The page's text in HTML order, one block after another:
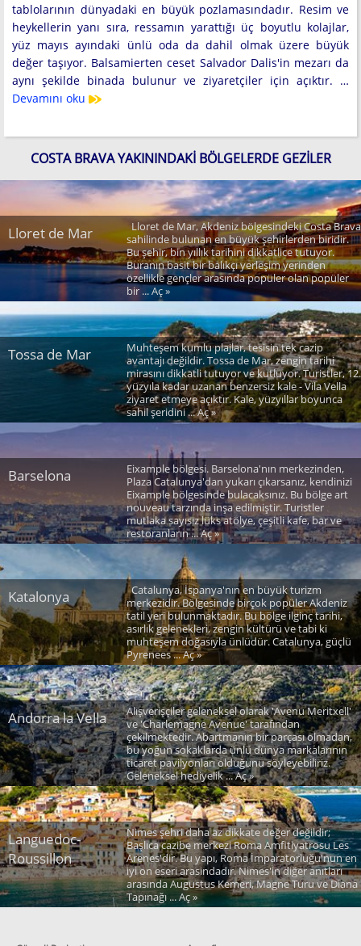
tablolarının dünyadaki en büyük pozlamasındadır. Resim ve
heykellerin yanı sıra, ressamın yarattığı üç boyutlu kolajlar,
yüz mayıs ayındaki ünlü oda da dahil olmak üzere büyük
değer taşıyor. Balsamierten ceset Salvador Dalis'in mezarı da
aynı şekilde binada bulunur ve ziyaretçiler için açıktır. …
Devamını oku
COSTA BRAVA YAKININDAKI BÖLGELERDE GEZILER
Lloret de Mar
Lloret de Mar, Akdeniz bölgesindeki Costa Brava
sahilinde bulunan en büyük şehirlerden biridir.
Bu şehir, bin yıllık tarihini dikkatlice tutuyor.
Buranın basit bir balıkçı yerleşim yerinden
özellikle gençler arasında popüler olan popüler
bir ... Aç »
Tossa de Mar
Muhteşem kumlu plajlar, tesisin tek cazip
avantajı değildir. Tossa de Mar, zengin tarihi
mirasını dikkatli tutuyor ve kutluyor. Turistler, 12.
yüzyıla kadar uzanan benzersiz kale - Vila Vella
ziyaret etmeye açıktır. Kale, yüzyıllar boyunca
sahil şeridini ... Aç »
Barselona
Eixample bölgesi. Barselona'nın merkezinden,
Plaza Catalunya'dan yukarı çıkarsanız, kendinizi
Eixample bölgesinde bulacaksınız. Bu bölge art
nouveau tarzında inşa edilmiştir. Turistler
mutlaka sayısız lüks atölye, çeşitli kafe, bar ve
restoranların ... Aç »
Katalonya
Catalunya, İspanya'nın en büyük turizm
merkezidir. Bölgesinde birçok popüler Akdeniz
tatil yeri bulunmaktadır. Bu bölge ilginç tarihi,
asırlık gelenekleri, zengin kültürü ve tabi ki
muhteşem doğasıyla ünlüdür. Catalunya, güçlü
Pyrenees ... Aç »
Andorra la Vella
Alışverişçiler geleneksel olarak 'Avenu Meritxell'
ve 'Charlemagne Avenue' tarafından
çekilmektedir. Abartmanın bir parçası olmadan,
bu yoğun sokaklarda ünlü dünya markalarının
ticaret pavilyonları olduğunu söyleyebiliriz.
Geleneksel hediyelik ... Aç »
Languedoc-
Roussillon
Nimes şehri daha az dikkate değer değildir;
Başlıca cazibe merkezi Roma Amfitiyatrosu Les
Arenes'dir. Bu yapı, Roma İmparatorluğu'nun en
iyi on eseri arasındadır. Nimes'in diğer anıtları
arasında Augustus Kemeri, Magne Turu ve Diana
Tapınağı ... Aç »